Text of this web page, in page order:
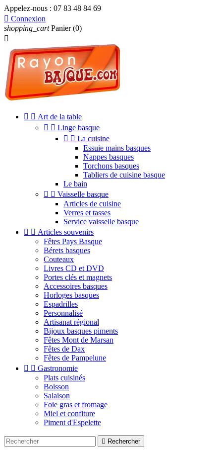
Appelez-nous : 07 83 48 84 69
 Connexion
shopping_cart Panier (0)

  Art de la table
  Linge basque
  La cuisine
Essuie mains basques
Nappes basques
Torchons basques
Tabliers de cuisine basque
Le bain
  Vaisselle basque
Articles de cuisine
Verres et tasses
Service vaisselle basque
  Articles souvenirs
Fêtes Pays Basque
Bérets basques
Couteaux
Livres CD et DVD
Portes clés et magnets
Accessoires basques
Horloges basques
Espadrilles
Personnalisé
Artisanat régional
Bijoux basques piments
Fêtes Mont de Marsan
Fêtes de Dax
Fêtes de Pampelune
  Gastronomie
Plats cuisinés
Boisson
Salaison
Foie gras et fromage
Miel et confiture
Piment d'Espelette
 Rechercher